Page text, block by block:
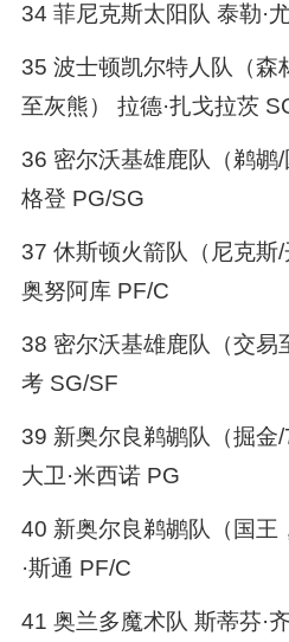
34 菲尼克斯太阳队 泰勒·
35 波士顿凯尔特人队（森
至灰熊） 拉德·扎戈拉茨
36 密尔沃基雄鹿队（鹈鹕/
格登 PG/SG
37 休斯顿火箭队（尼克斯/
奥努阿库 PF/C
38 密尔沃基雄鹿队（交易
考 SG/SF
39 新奥尔良鹈鹕队（掘金/
大卫·米西诺 PG
40 新奥尔良鹈鹕队（国王
·斯通 PF/C
41 奥兰多魔术队 斯蒂芬·